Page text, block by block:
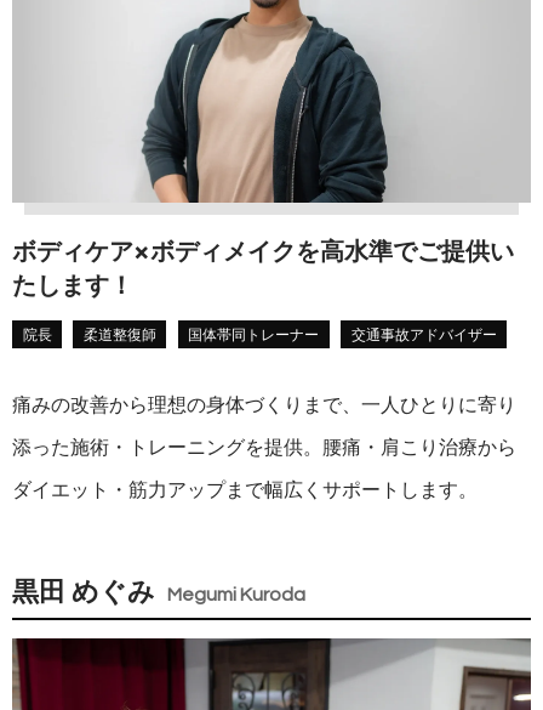
ボディケア×ボディメイクを高水準でご提供い
たします！
院長 柔道整復師 国体帯同トレーナー 交通事故アドバイザー
痛みの改善から理想の身体づくりまで、一人ひとりに寄り
添った施術・トレーニングを提供。腰痛・肩こり治療から
ダイエット・筋力アップまで幅広くサポートします。
黒田 めぐみ Megumi Kuroda